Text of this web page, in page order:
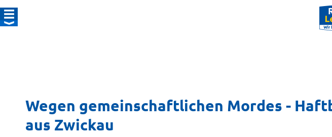
Wegen gemeinschaftlichen Mordes -
aus Zwickau